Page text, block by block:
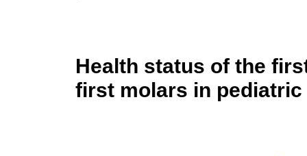
Health status of the
first molars in